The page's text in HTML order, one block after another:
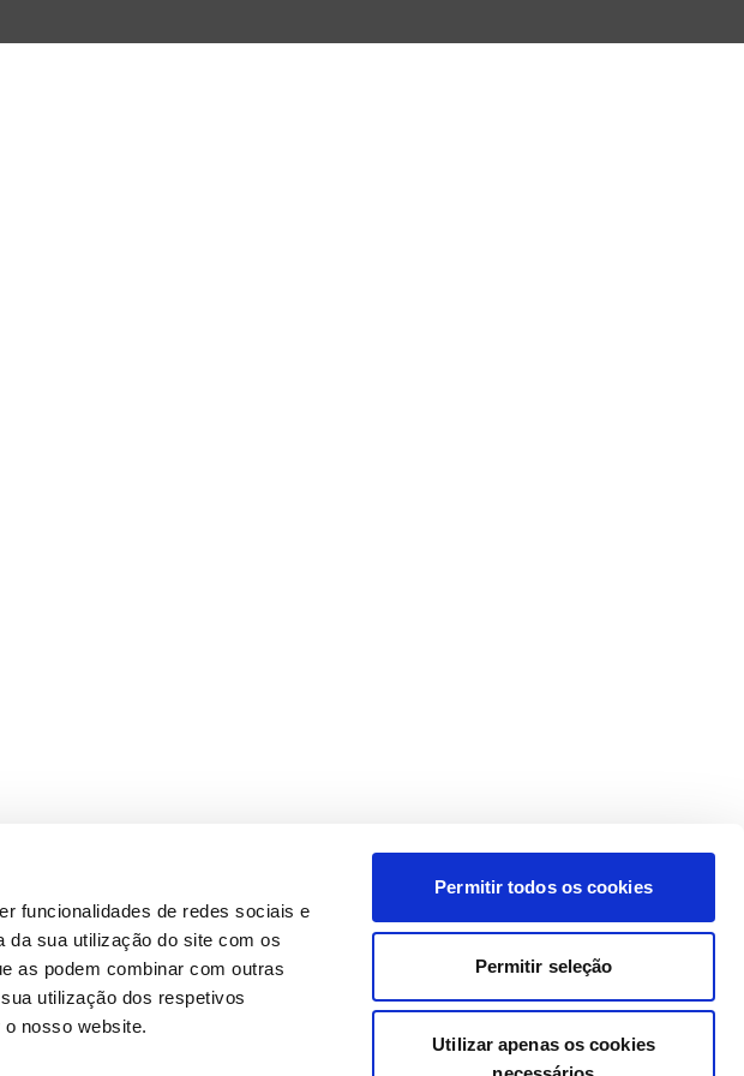
funcionalidades de redes sociais e
da sua utilização do site com os
as podem combinar com outras
utilização dos respetivos
nosso website.
Permitir todos os cookies
Permitir seleção
Utilizar apenas os cookies